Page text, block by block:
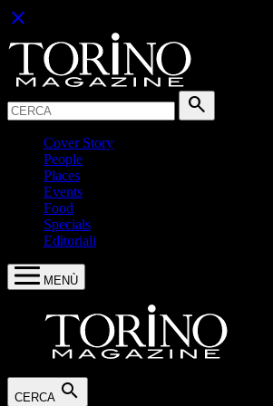
close
search
Cover Story
People
Places
Events
Food
Specials
Editoriali
MENÙ
CERCA search